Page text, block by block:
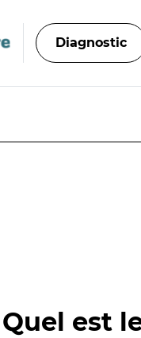
Diagnostic
Quel est